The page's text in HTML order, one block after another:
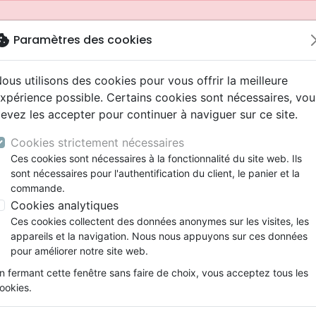
Nouveautés
Testaments
Etude biblique
Segond
Darby
Bandes dessinées
Souffrance, Relation d'aide
Ethique, société, politique
ans
Adolescents, jeunes
Latino, Folk
Soul
Rap, Hip-hop
Louange, Adoration
Pop, Rock
animés
conférences
Films, fiction
Jeux
Papeterie
depuis votre pays (United States).
spirituelle Trouver sa joie en Dieu - 3 habitudes
Paramètres des cookies
utilisons des cookies pour vous offrir la meilleure
possible. Certains cookies sont nécessaires,
les accepter pour continuer à naviguer sur ce site.
Cookies strictement nécessaires
Ces cookies sont nécessaires à la fonctionnalité du site web. Ils
sont nécessaires pour l'authentification du client, le panier et la
commande.
Cookies analytiques
Ces cookies collectent des données anonymes sur les visites, les
appareils et la navigation. Nous nous appuyons sur ces données
pour améliorer notre site web.
fermant cette fenêtre sans faire de choix, vous acceptez tous les